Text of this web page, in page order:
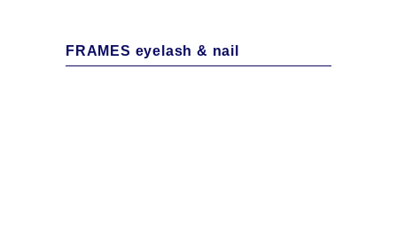
FRAMES eyelash & nail